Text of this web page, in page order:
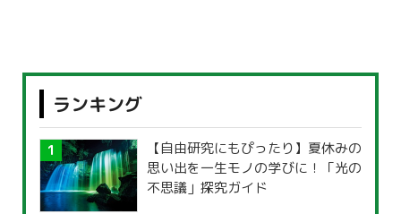
ランキング
【自由研究にもぴったり】夏休みの
思い出を一生モノの学びに！「光の
不思議」探究ガイド